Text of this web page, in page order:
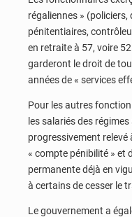
régaliennes »
pénitentiaires,
en retraite à 57, voire
garderont le droit de
années de « services
Pour les autres
les salariés des
progressivement relevé
« compte pénibilité » et
permanente déjà en
à certains de cesser le
Le gouvernement a